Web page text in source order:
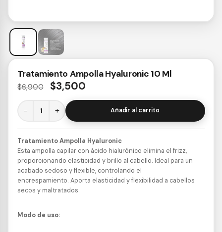
Tratamiento Ampolla Hyaluronic 10 Ml
$6,900 $3,500
− + Añadir al carrito
Tratamiento Ampolla Hyaluronic
Esta ampolla capilar con ácido hialurónico elimina el frizz,
proporcionando elasticidad y brillo al cabello. Ideal para un
acabado sedoso y flexible, controlando el
encrespamiento. Aporta elasticidad y flexibilidad a cabellos
secos y maltratados.
Modo de uso: